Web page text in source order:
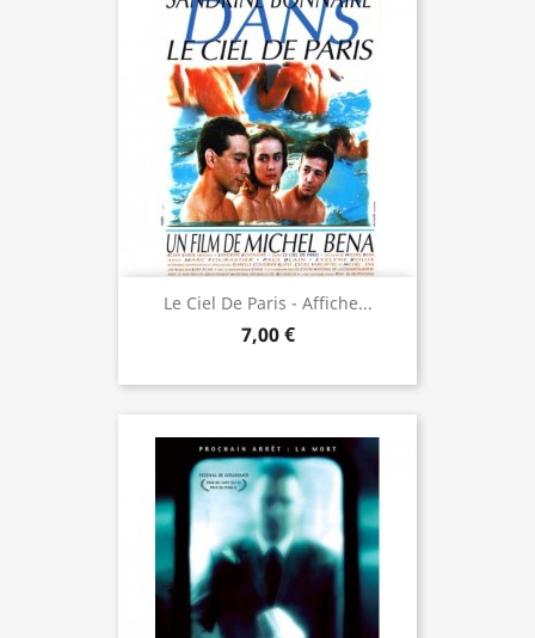
Le Ciel De Paris - Affiche...
7,00 €